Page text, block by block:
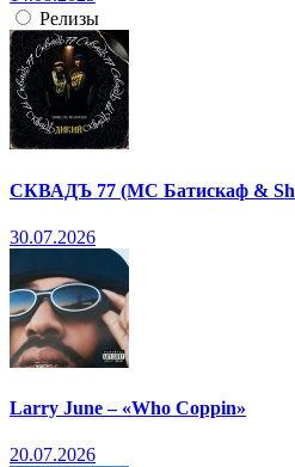
Релизы
СКВАДЪ 77 (МС Батискаф &
30.07.2026
Larry June – «Who Coppin»
20.07.2026